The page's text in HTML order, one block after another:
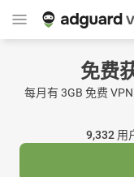
免费
每月有 3GB 免费
9,332 用